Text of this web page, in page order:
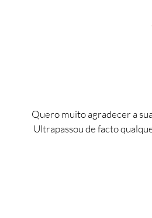
Quero muito agradecer a
Ultrapassou de facto